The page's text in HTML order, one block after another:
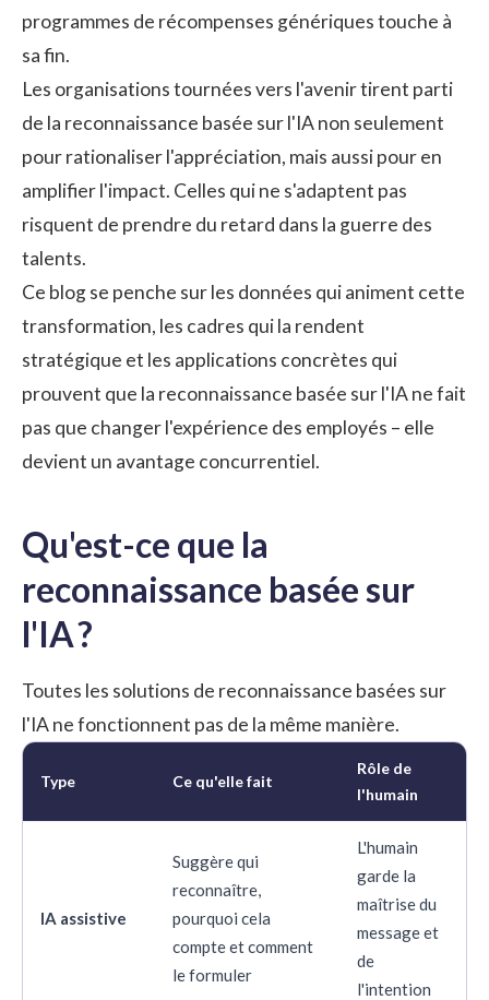
programmes de récompenses génériques touche à
sa fin.
Les organisations tournées vers l'avenir tirent parti
de la reconnaissance basée sur l'IA non seulement
pour rationaliser l'appréciation, mais aussi pour en
amplifier l'impact. Celles qui ne s'adaptent pas
risquent de prendre du retard dans la guerre des
talents.
Ce blog se penche sur les données qui animent cette
transformation, les cadres qui la rendent
stratégique et les applications concrètes qui
prouvent que la reconnaissance basée sur l'IA ne fait
pas que changer l'expérience des employés – elle
devient un avantage concurrentiel.
Qu'est-ce que la
reconnaissance basée sur
l'IA ?
Toutes les solutions de reconnaissance basées sur
l'IA ne fonctionnent pas de la même manière.
Type Ce qu'elle fait
Rôle de
l'humain
IA assistive
Suggère qui
reconnaître,
pourquoi cela
compte et comment
le formuler
L'humain
garde la
maîtrise du
message et
de
l'intention